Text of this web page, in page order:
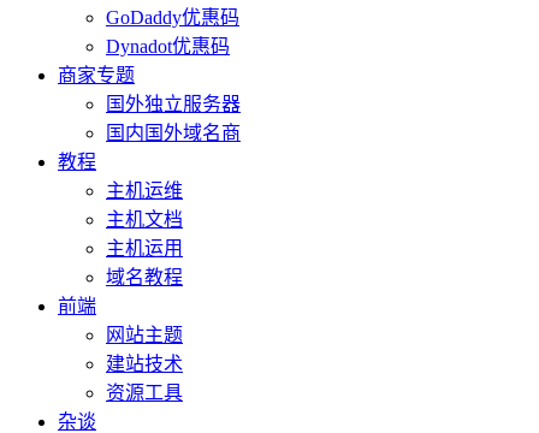
GoDaddy优惠码
Dynadot优惠码
商家专题
国外独立服务器
国内国外域名商
教程
主机运维
主机文档
主机运用
域名教程
前端
网站主题
建站技术
资源工具
杂谈